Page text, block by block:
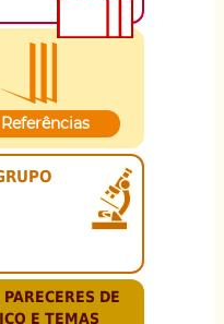
Referências
DE
E TEMAS